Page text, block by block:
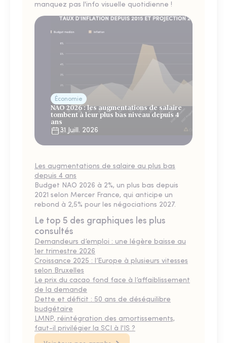
manquez pas l'info visuelle quotidienne !
Économie
NAO 2026 : les augmentations de salaire
tombent à leur plus bas niveau depuis 4
ans
31 Juill. 2026
Les augmentations de salaire au plus bas
depuis 4 ans
Budget NAO 2026 à 2%, un plus bas depuis
2021 selon Mercer France, qui anticipe un
rebond à 2,5% pour les négociations 2027.
Le top 5 des graphiques les plus
consultés
Demandeurs d’emploi : une légère baisse au
1er trimestre 2026
Croissance 2025 : l’Europe à plusieurs vitesses
selon Bruxelles
Le prix du cacao fond face à l’affaiblissement
de la demande
Dette et déficit : 50 ans de déséquilibre
budgétaire
LMNP, réintégration des amortissements,
faut-il privilégier la SCI à l'IS ?